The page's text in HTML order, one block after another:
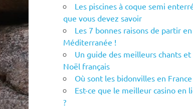
Les piscines à coque semi
que vous devez savoir
Les 7 bonnes raisons de partir
Méditerranée !
Un guide des meilleurs chants et
Noël français
Où sont les bidonvilles en France
Est-ce que le meilleur casino en
?